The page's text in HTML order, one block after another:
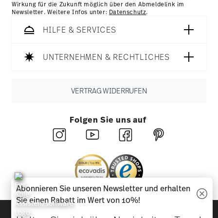
Wirkung für die Zukunft möglich über den Abmeldelink im
Newsletter. Weitere Infos unter: Datenschutz.
HILFE & SERVICES
UNTERNEHMEN & RECHTLICHES
VERTRAG WIDERRUFEN
Folgen Sie uns auf
Entdecken Sie unsere Marken
Abonnieren Sie unseren Newsletter und erhalten
Sie einen Rabatt im Wert von 10%!